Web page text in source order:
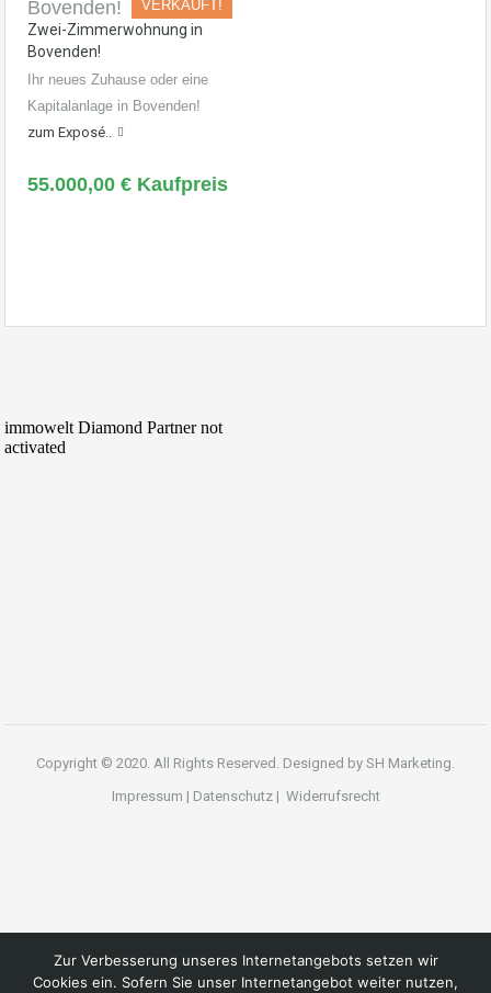
VERKAUFT!
Zwei-Zimmerwohnung in
Bovenden!
Ihr neues Zuhause oder eine
Kapitalanlage in Bovenden!
zum Exposé..
55.000,00 € Kaufpreis
Copyright © 2020. All Rights Reserved. Designed by SH Marketing.
Impressum | Datenschutz| Widerrufsrecht
Zur Verbesserung unseres Internetangebots setzen wir
Cookies ein. Sofern Sie unser Internetangebot weiter nutzen,